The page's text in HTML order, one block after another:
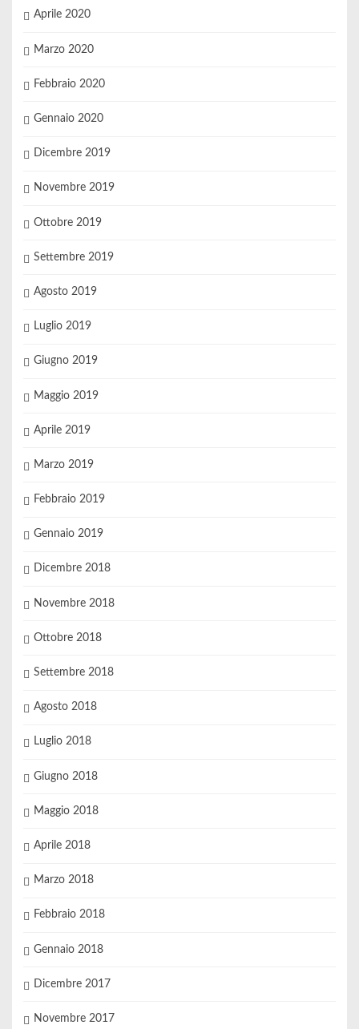
Aprile 2020
Marzo 2020
Febbraio 2020
Gennaio 2020
Dicembre 2019
Novembre 2019
Ottobre 2019
Settembre 2019
Agosto 2019
Luglio 2019
Giugno 2019
Maggio 2019
Aprile 2019
Marzo 2019
Febbraio 2019
Gennaio 2019
Dicembre 2018
Novembre 2018
Ottobre 2018
Settembre 2018
Agosto 2018
Luglio 2018
Giugno 2018
Maggio 2018
Aprile 2018
Marzo 2018
Febbraio 2018
Gennaio 2018
Dicembre 2017
Novembre 2017